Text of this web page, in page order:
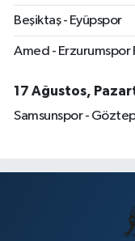
Beşiktaş - Eyüpspor
Amed - Erzurumspor
17 Ağustos,
Samsunspor -